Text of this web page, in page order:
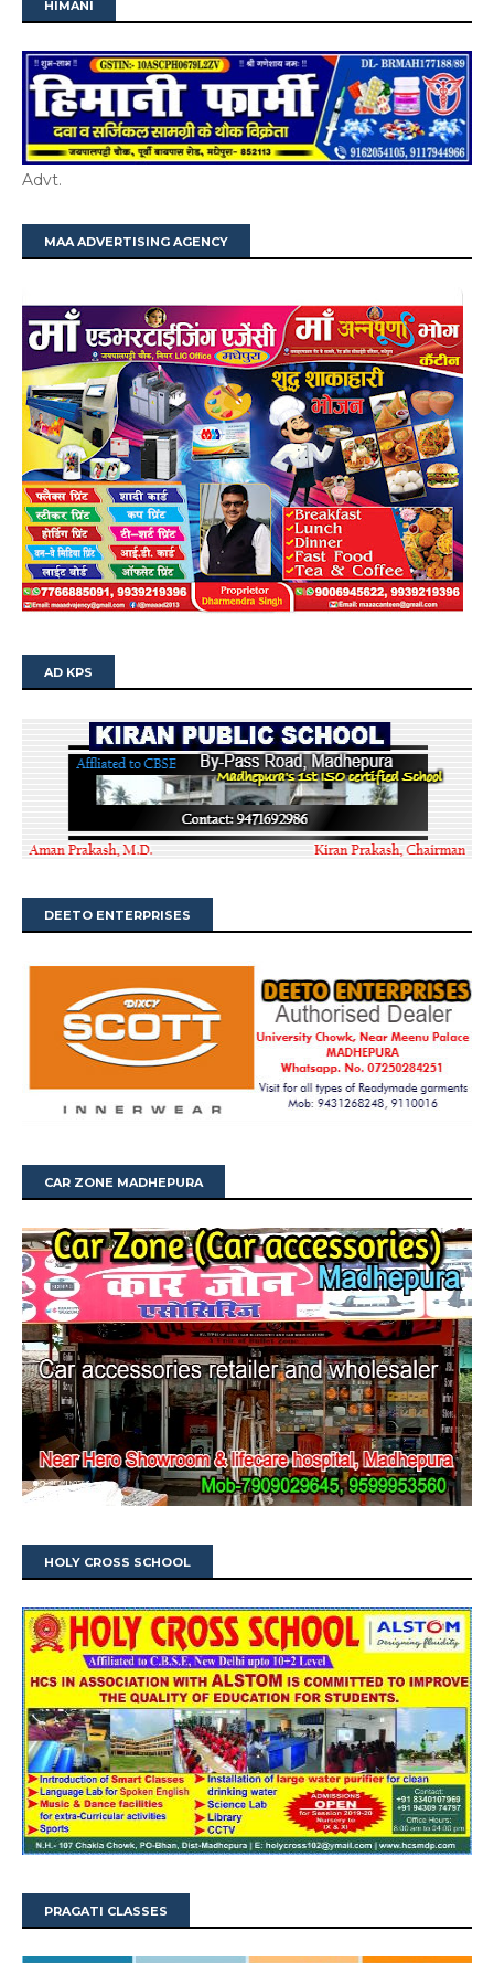
HIMANI
Advt.
MAA ADVERTISING AGENCY
AD KPS
DEETO ENTERPRISES
CAR ZONE MADHEPURA
HOLY CROSS SCHOOL
PRAGATI CLASSES